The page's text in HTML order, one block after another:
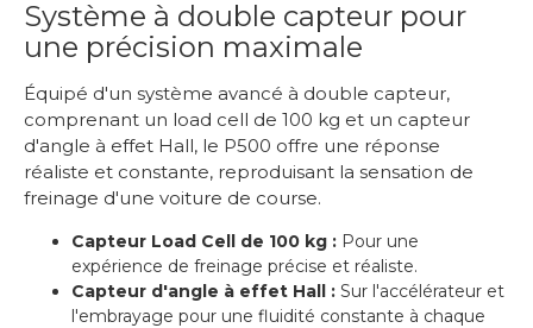
Système à double capteur pour
une précision maximale
Équipé d'un système avancé à double capteur,
comprenant un load cell de 100 kg et un capteur
d'angle à effet Hall, le P500 offre une réponse
réaliste et constante, reproduisant la sensation de
freinage d'une voiture de course.
Capteur Load Cell de 100 kg : Pour une
expérience de freinage précise et réaliste.
Capteur d'angle à effet Hall : Sur l'accélérateur et
l'embrayage pour une fluidité constante à chaque